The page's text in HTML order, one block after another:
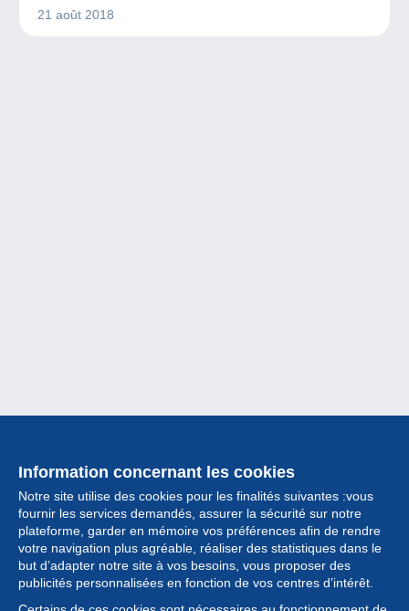
21 août 2018
Information concernant les cookies
Notre site utilise des cookies pour les finalités suivantes :vous
fournir les services demandés, assurer la sécurité sur notre
plateforme, garder en mémoire vos préférences afin de rendre
votre navigation plus agréable, réaliser des statistiques dans le
but d’adapter notre site à vos besoins, vous proposer des
publicités personnalisées en fonction de vos centres d’intérêt.
Collection